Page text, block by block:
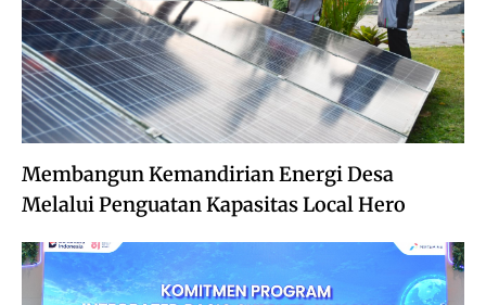
Membangun Kemandirian Energi Desa
Melalui Penguatan Kapasitas Local Hero